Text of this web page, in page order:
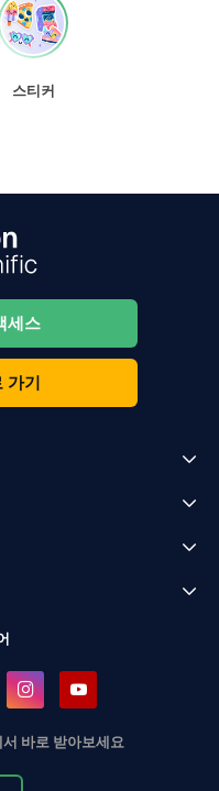
스티커
세스
가기
바로 받아보세요